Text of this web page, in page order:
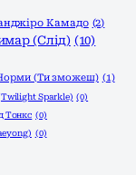
Камадо (2)
(Слід) (10)
(Ти зможеш) (1)
Sparkle) (0)
Тонкс (0)
(0)